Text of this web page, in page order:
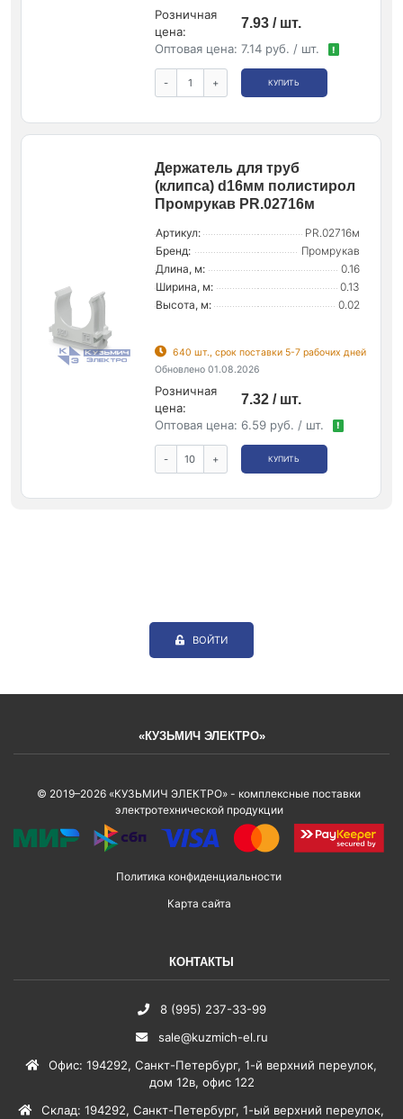
Розничная
цена:
7.93 / шт.
Оптовая цена: 7.14 руб. / шт. !
- + КУПИТЬ
Держатель для труб
(клипса) d16мм полистирол
Промрукав PR.02716м
Артикул:
PR.02716м
Бренд:
Промрукав
Длина, м:
0.16
Ширина, м:
0.13
Высота, м:
0.02
640 шт., срок поставки 5-7 рабочих дней
Обновлено 01.08.2026
Розничная
цена:
7.32 / шт.
Оптовая цена: 6.59 руб. / шт. !
- + КУПИТЬ
ВОЙТИ
«КУЗЬМИЧ ЭЛЕКТРО»
© 2019–2026 «КУЗЬМИЧ ЭЛЕКТРО» - комплексные поставки
электротехнической продукции
Политика конфиденциальности
Карта сайта
КОНТАКТЫ
8 (995) 237-33-99
sale@kuzmich-el.ru
Офис: 194292, Санкт-Петербург, 1-й верхний переулок,
дом 12в, офис 122
Склад: 194292, Санкт-Петербург, 1-ый верхний переулок,